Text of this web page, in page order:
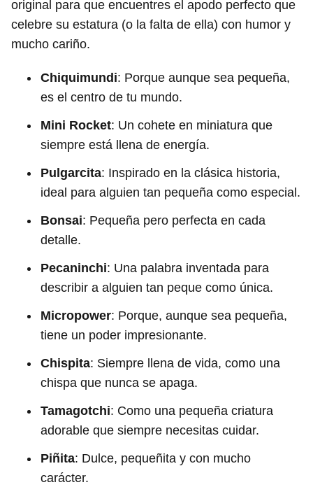
original para que encuentres el apodo perfecto que
celebre su estatura (o la falta de ella) con humor y
mucho cariño.
Chiquimundi: Porque aunque sea pequeña,
es el centro de tu mundo.
Mini Rocket: Un cohete en miniatura que
siempre está llena de energía.
Pulgarcita: Inspirado en la clásica historia,
ideal para alguien tan pequeña como especial.
Bonsai: Pequeña pero perfecta en cada
detalle.
Pecaninchi: Una palabra inventada para
describir a alguien tan peque como única.
Micropower: Porque, aunque sea pequeña,
tiene un poder impresionante.
Chispita: Siempre llena de vida, como una
chispa que nunca se apaga.
Tamagotchi: Como una pequeña criatura
adorable que siempre necesitas cuidar.
Piñita: Dulce, pequeñita y con mucho
carácter.